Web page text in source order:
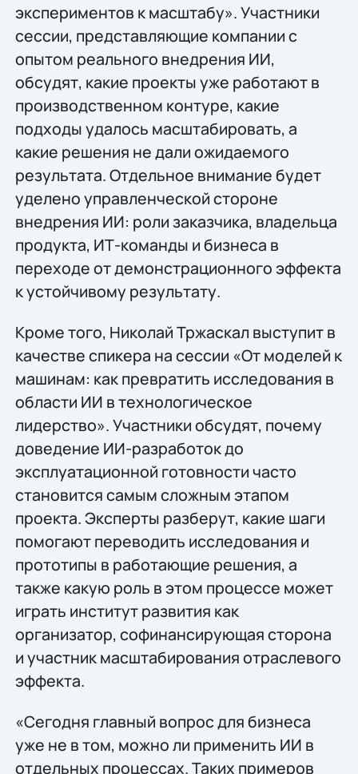
экспериментов к масштабу». Участники
сессии, представляющие компании с
опытом реального внедрения ИИ,
обсудят, какие проекты уже работают в
производственном контуре, какие
подходы удалось масштабировать, а
какие решения не дали ожидаемого
результата. Отдельное внимание будет
уделено управленческой стороне
внедрения ИИ: роли заказчика, владельца
продукта, ИТ-команды и бизнеса в
переходе от демонстрационного эффекта
к устойчивому результату.
Кроме того, Николай Тржаскал выступит в
качестве спикера на сессии «От моделей к
машинам: как превратить исследования в
области ИИ в технологическое
лидерство». Участники обсудят, почему
доведение ИИ-разработок до
эксплуатационной готовности часто
становится самым сложным этапом
проекта. Эксперты разберут, какие шаги
помогают переводить исследования и
прототипы в работающие решения, а
также какую роль в этом процессе может
играть институт развития как
организатор, софинансирующая сторона
и участник масштабирования отраслевого
эффекта.
«Сегодня главный вопрос для бизнеса
уже не в том, можно ли применить ИИ в
отдельных процессах. Таких примеров